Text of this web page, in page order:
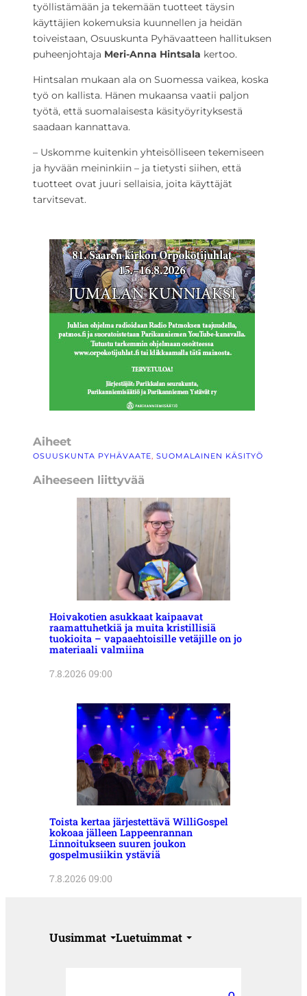
työllistämään ja tekemään tuotteet täysin
käyttäjien kokemuksia kuunnellen ja heidän
toiveistaan, Osuuskunta Pyhävaatteen hallituksen
puheenjohtaja Meri-Anna Hintsala kertoo.
Hintsalan mukaan ala on Suomessa vaikea, koska
työ on kallista. Hänen mukaansa vaatii paljon
työtä, että suomalaisesta käsityöyrityksestä
saadaan kannattava.
– Uskomme kuitenkin yhteisölliseen tekemiseen
ja hyvään meininkiin – ja tietysti siihen, että
tuotteet ovat juuri sellaisia, joita käyttäjät
tarvitsevat.
Aiheet
OSUUSKUNTA PYHÄVAATE, SUOMALAINEN KÄSITYÖ
Aiheeseen liittyvää
Hoivakotien asukkaat kaipaavat
raamattuhetkiä ja muita kristillisiä
tuokioita – vapaaehtoisille vetäjille on jo
materiaali valmiina
7.8.2026 09:00
Toista kertaa järjestettävä WilliGospel
kokoaa jälleen Lappeenrannan
Linnoitukseen suuren joukon
gospelmusiikin ystäviä
7.8.2026 09:00
Uusimmat Luetuimmat